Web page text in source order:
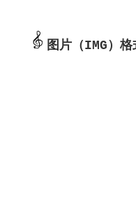
图片（IMG）格